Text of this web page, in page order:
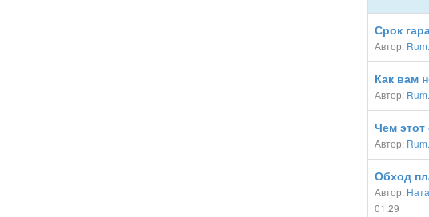
Срок
Автор: Rum
Как вам
Автор: Rum
Чем этот
Автор: Rum
Обход
Автор:
01:29